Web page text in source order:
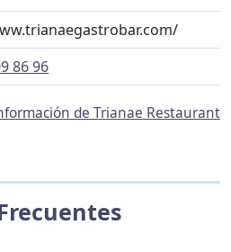
86 96
de Trianae Restaurant